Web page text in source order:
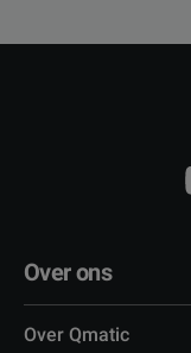
Over ons
Over Qmatic